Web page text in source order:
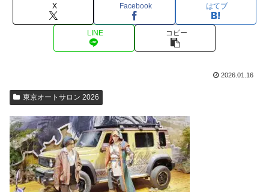
X Facebook はてブ
LINE コピー
2026.01.16
東京オートサロン 2026